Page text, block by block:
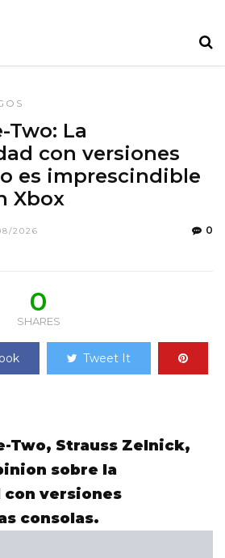
Two: La
con versiones
es imprescindible
Xbox
2026 0
0
SHARES
Tweet It
Two, Strauss Zelnick,
sobre la
versiones
consolas.